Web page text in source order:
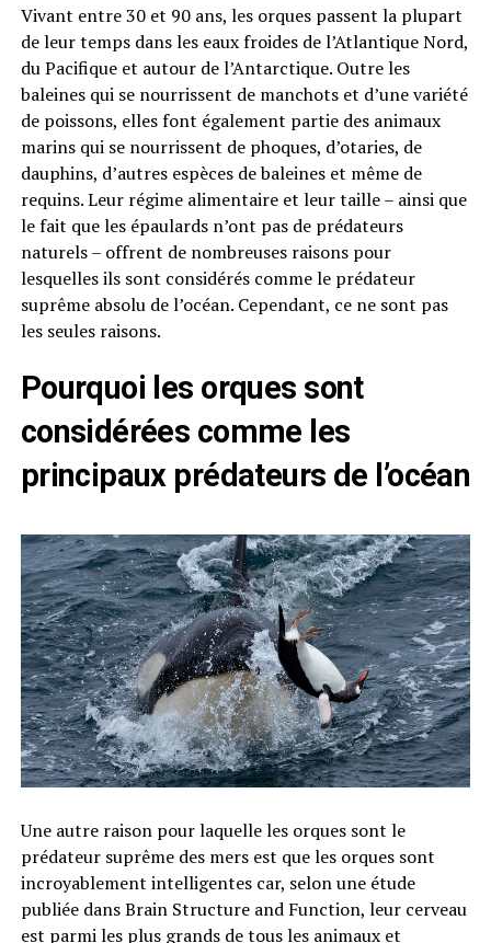
Vivant entre 30 et 90 ans, les orques passent la plupart
de leur temps dans les eaux froides de l’Atlantique Nord,
du Pacifique et autour de l’Antarctique. Outre les
baleines qui se nourrissent de manchots et d’une variété
de poissons, elles font également partie des animaux
marins qui se nourrissent de phoques, d’otaries, de
dauphins, d’autres espèces de baleines et même de
requins. Leur régime alimentaire et leur taille – ainsi que
le fait que les épaulards n’ont pas de prédateurs
naturels – offrent de nombreuses raisons pour
lesquelles ils sont considérés comme le prédateur
suprême absolu de l’océan. Cependant, ce ne sont pas
les seules raisons.
Pourquoi les orques sont
considérées comme les
principaux prédateurs de l’océan
Une autre raison pour laquelle les orques sont le
prédateur suprême des mers est que les orques sont
incroyablement intelligentes car, selon une étude
publiée dans Brain Structure and Function, leur cerveau
est parmi les plus grands de tous les animaux et